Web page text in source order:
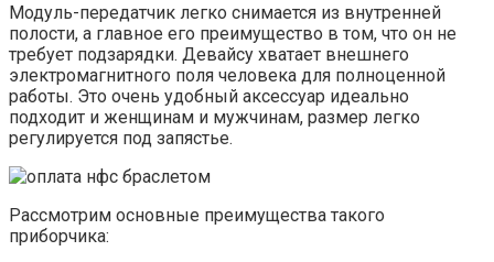
Модуль-передатчик легко снимается из внутренней
полости, а главное его преимущество в том, что он не
требует подзарядки. Девайсу хватает внешнего
электромагнитного поля человека для полноценной
работы. Это очень удобный аксессуар идеально
подходит и женщинам и мужчинам, размер легко
регулируется под запястье.
Рассмотрим основные преимущества такого
приборчика: